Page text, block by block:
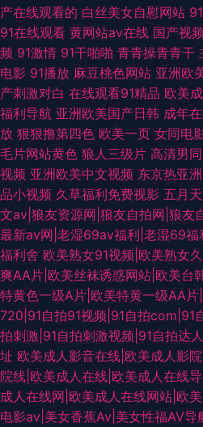
产在线观看的 白丝美女自慰网站
91在线观看 黄网站av在线 国产视频
频 91激情 91干啪啪 青青操青青干
电影 91播放 麻豆桃色网站 亚洲欧
产刺激对白 在线观看91精品 欧美
福利导航 亚洲欧美国产日韩 成年
放 狠狠撸第四色 欧美一页 女同电
毛片网站黄色 狼人三级片 高清男同
视频 亚洲欧美中文视频 东京热亚
品小视频 久草福利免费视影 五月
文av|狼友资源网|狼友自拍网|狼友
最新av网|老湿69av福利|老湿69福
福利舍 欧美熟女91视频|欧美熟女
爽AA片|欧美丝袜诱惑网站|欧美台
特黄色一级A片|欧美特黄一级AA
720|91自拍91视频|91自拍com|91
拍刺激|91自拍刺激视频|91自拍达
址 欧美成人影音在线|欧美成人影
院线|欧美成人在线|欧美成人在线
成人在线网|欧美成人在线网站|欧
电影av|美女香蕉Av|美女性福AV